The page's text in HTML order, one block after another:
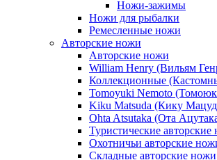
Ножи-зажимы
Ножи для рыбалки
Ремесленные ножи
Авторские ножи
Авторские ножи
William Henry (Вильям
Коллекционные
Tomoyuki Nemoto
Kiku Matsuda (Кику
Ohta Atsutaka (Ота
Туристические авторские
Охотничьи авторские
Складные авторские ножи